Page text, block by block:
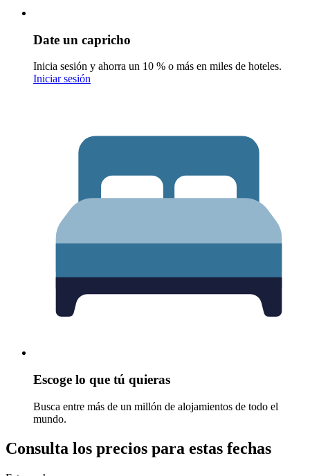
Date un capricho
Inicia sesión y ahorra un 10 % o más en miles de hoteles.
Iniciar sesión
Escoge lo que tú quieras
Busca entre más de un millón de alojamientos de todo el
mundo.
Consulta los precios para estas fechas